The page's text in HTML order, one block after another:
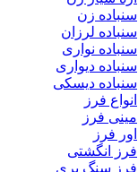
سنباده زن
سنباده لرزان
سنباده نواری
سنباده دیواری
سنباده دیسکی
انواع فرز
مینی فرز
اور فرز
فرز انگشتی
فرز سنگ بری